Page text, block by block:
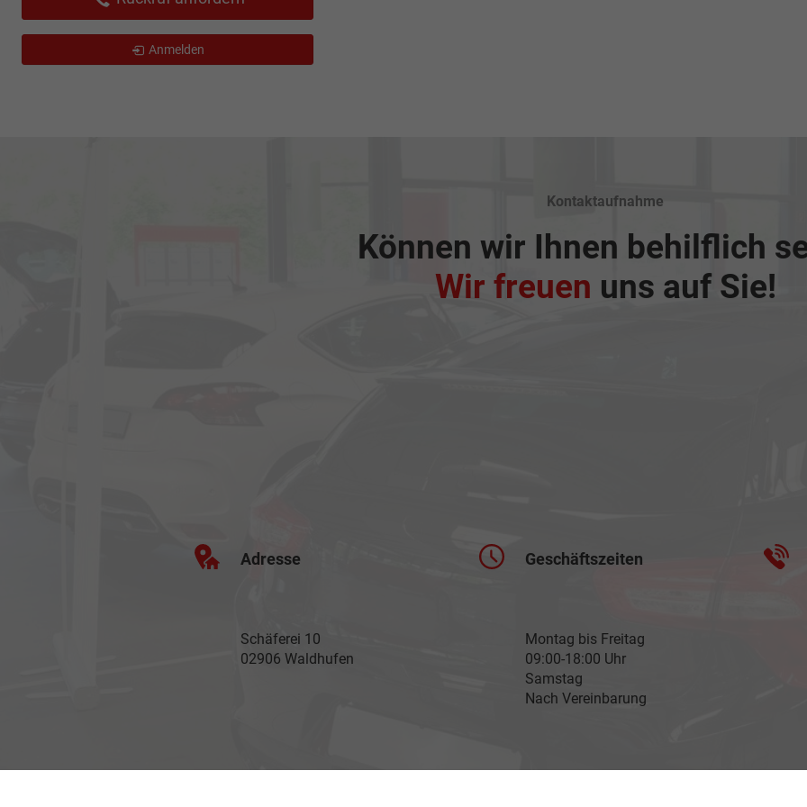
Anmelden
Kontaktaufnahme
Können wir Ihnen behilflich
Wir freuen uns auf Sie!
Adresse
Schäferei 10
02906 Waldhufen
Geschäftszeiten
Montag bis Freitag
09:00-18:00 Uhr
Samstag
Nach Vereinbarung